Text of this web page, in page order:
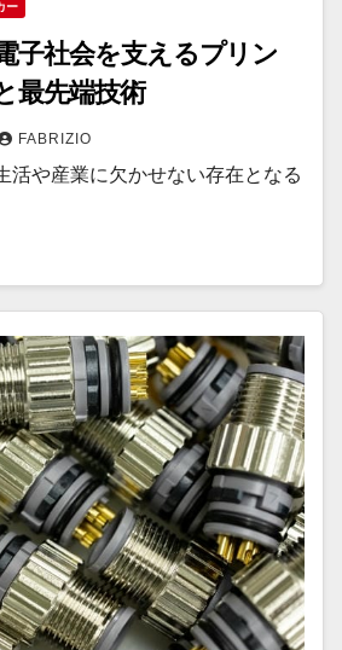
ー
子社会を支えるプリン
最先端技術
FABRIZIO
活や産業に欠かせない存在となる